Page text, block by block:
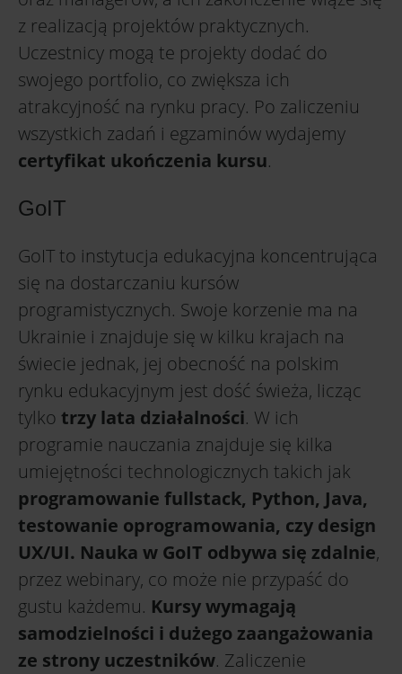
z realizacją projektów praktycznych.
Uczestnicy mogą te projekty dodać do
swojego portfolio, co zwiększa ich
atrakcyjność na rynku pracy. Po zaliczeniu
wszystkich zadań i egzaminów wydajemy
certyfikat ukończenia kursu.
GoIT
GoIT to instytucja edukacyjna koncentrująca
się na dostarczaniu kursów
programistycznych. Swoje korzenie ma na
Ukrainie i znajduje się w kilku krajach na
świecie jednak, jej obecność na polskim
rynku edukacyjnym jest dość świeża, licząc
tylko trzy lata działalności. W ich
programie nauczania znajduje się kilka
umiejętności technologicznych takich jak
programowanie fullstack, Python, Java,
testowanie oprogramowania, czy design
UX/UI. Nauka w GoIT odbywa się zdalnie,
przez webinary, co może nie przypaść do
gustu każdemu. Kursy wymagają
samodzielności i dużego zaangażowania
ze strony uczestników. Zaliczenie